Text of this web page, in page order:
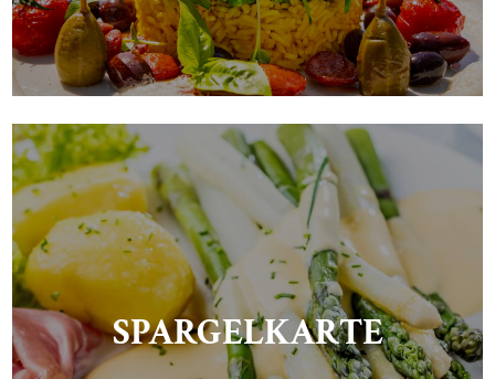
SPARGELKARTE